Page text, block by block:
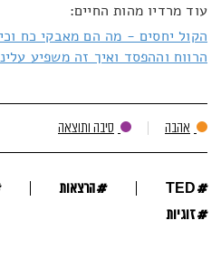
עוד מרדיו מהות החיים:
הקול יחסים - מה הם מאבקי כח
הרווח וההפסד ואיך זה משפיע
אהבה סיבה ותוצאה
#
TED
#הרצאות
#זוגיות